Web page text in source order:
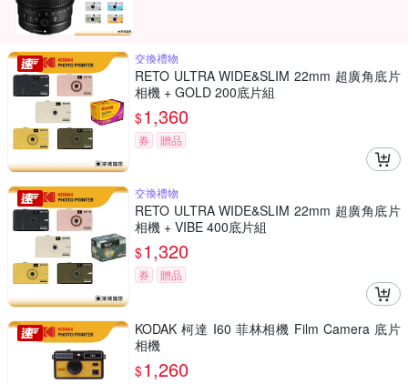
交換禮物
RETO ULTRA WIDE&SLIM 22mm 超廣角底片
相機 + GOLD 200底片組
$1,360
券 贈品
交換禮物
RETO ULTRA WIDE&SLIM 22mm 超廣角底片
相機 + VIBE 400底片組
$1,320
券 贈品
KODAK 柯達 I60 菲林相機 Film Camera 底片
相機
$1,260